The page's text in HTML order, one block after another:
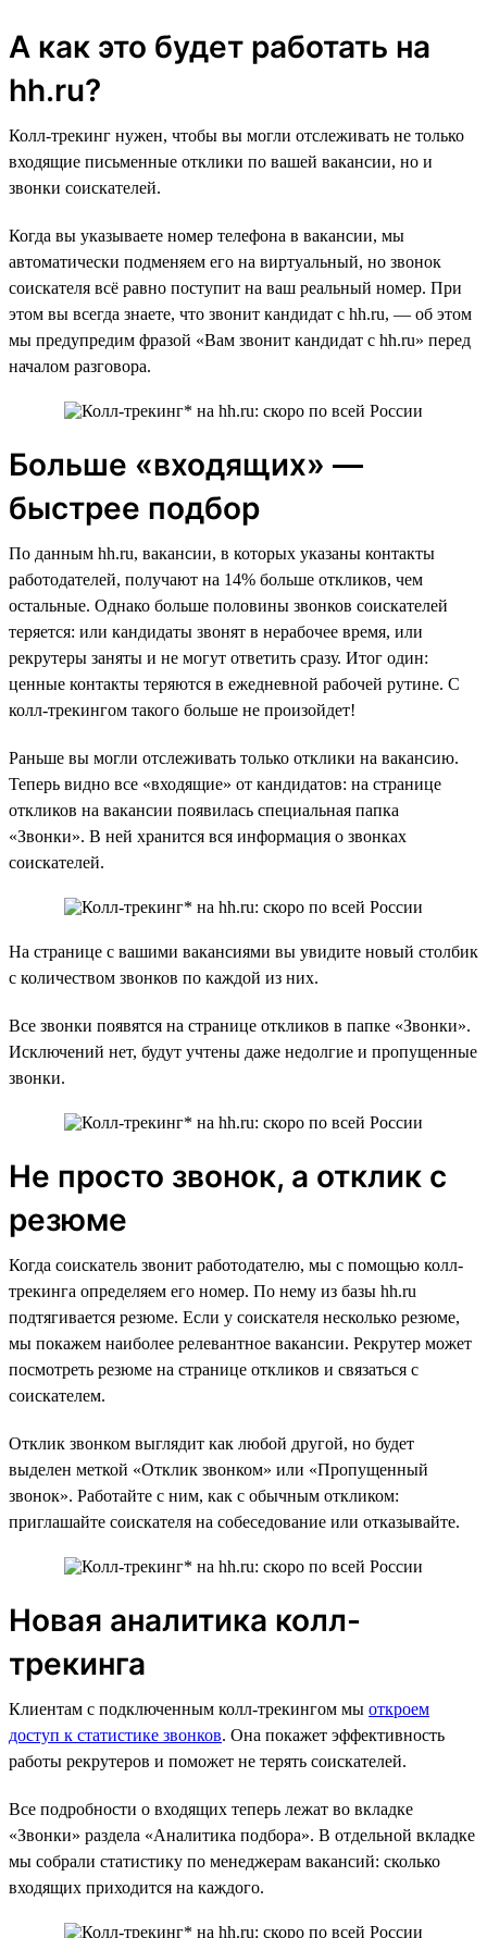
А как это будет работать на
hh.ru?
Колл-трекинг нужен, чтобы вы могли отслеживать не только
входящие письменные отклики по вашей вакансии, но и
звонки соискателей.
Когда вы указываете номер телефона в вакансии, мы
автоматически подменяем его на виртуальный, но звонок
соискателя всё равно поступит на ваш реальный номер. При
этом вы всегда знаете, что звонит кандидат с hh.ru, — об этом
мы предупредим фразой «Вам звонит кандидат с hh.ru» перед
началом разговора.
Больше «входящих» —
быстрее подбор
По данным hh.ru, вакансии, в которых указаны контакты
работодателей, получают на 14% больше откликов, чем
остальные. Однако больше половины звонков соискателей
теряется: или кандидаты звонят в нерабочее время, или
рекрутеры заняты и не могут ответить сразу. Итог один:
ценные контакты теряются в ежедневной рабочей рутине. С
колл-трекингом такого больше не произойдет!
Раньше вы могли отслеживать только отклики на вакансию.
Теперь видно все «входящие» от кандидатов: на странице
откликов на вакансии появилась специальная папка
«Звонки». В ней хранится вся информация о звонках
соискателей.
На странице с вашими вакансиями вы увидите новый столбик
с количеством звонков по каждой из них.
Все звонки появятся на странице откликов в папке «Звонки».
Исключений нет, будут учтены даже недолгие и пропущенные
звонки.
Не просто звонок, а отклик с
резюме
Когда соискатель звонит работодателю, мы с помощью колл-
трекинга определяем его номер. По нему из базы hh.ru
подтягивается резюме. Если у соискателя несколько резюме,
мы покажем наиболее релевантное вакансии. Рекрутер может
посмотреть резюме на странице откликов и связаться с
соискателем.
Отклик звонком выглядит как любой другой, но будет
выделен меткой «Отклик звонком» или «Пропущенный
звонок». Работайте с ним, как с обычным откликом:
приглашайте соискателя на собеседование или отказывайте.
Новая аналитика колл-
трекинга
Клиентам с подключенным колл-трекингом мы откроем
доступ к статистике звонков. Она покажет эффективность
работы рекрутеров и поможет не терять соискателей.
Все подробности о входящих теперь лежат во вкладке
«Звонки» раздела «Аналитика подбора». В отдельной вкладке
мы собрали статистику по менеджерам вакансий: сколько
входящих приходится на каждого.